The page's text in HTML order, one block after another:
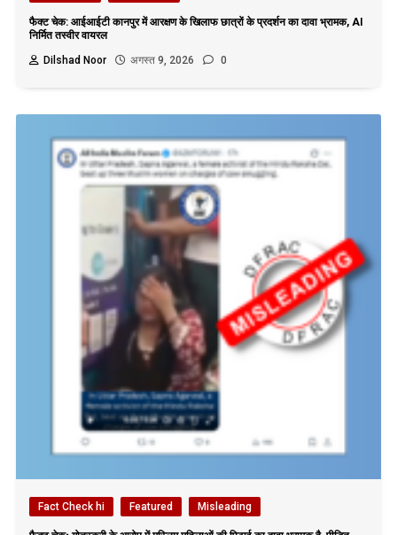
फैक्ट चेक: आईआईटी कानपुर में आरक्षण के खिलाफ छात्रों के प्रदर्शन का दावा भ्रामक, AI
निर्मित तस्वीर वायरल
Dilshad Noor
अगस्त 9, 2026 0
Fact Check hi Featured Misleading